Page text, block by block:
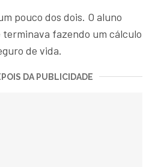
pouco dos dois. O aluno
fazendo um cálculo
de vida.
DA PUBLICIDADE